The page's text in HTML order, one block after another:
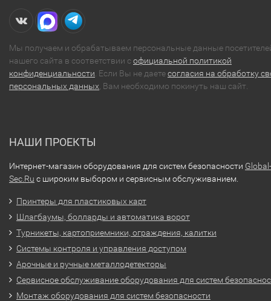
Мы получаем и обрабатываем персональные данные
нашего сайта в соответствии софициальной политикой
конфиденциальности . Если Вы не даетесогласия на обработку
персональных данных , Вам необходимо покинуть наш сайт.
НАШИ ПРОЕКТЫ
Интернет-магазин оборудования для систем безопасности Global-
Sec.Ru с широким выбором и сервисным обслуживанием.
Принтеры для пластиковых карт
Шлагбаумы, болларды и автоматика ворот
Турникеты, картоприемники, ограждения, калитки
Системы контроля и управления доступом
Арочные и ручные металлодетекторы
Сервисное обслуживание оборудования для систем
Монтаж оборудования для систем безопасности